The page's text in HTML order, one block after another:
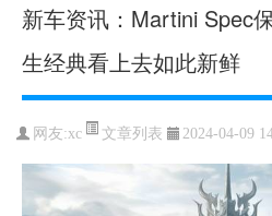
新车资讯：Martini Spec
生经典看上去如此新鲜
网友:xc 文章列表 2024-04-09